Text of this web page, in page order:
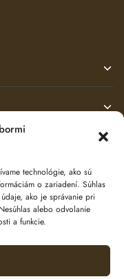
technológie, ako sú
o zariadení. Súhlas
ako je správanie pri
alebo odvolanie
a funkcie.